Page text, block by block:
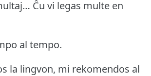
Ĉu vi legas multe en
al tempo.
la lingvon, mi rekomendos al